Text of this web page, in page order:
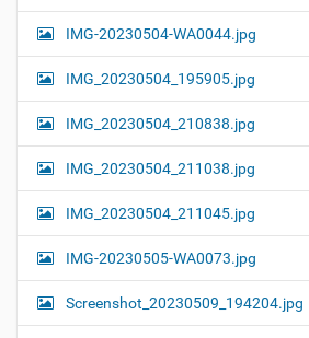
IMG-20230504-WA0044.jpg
IMG_20230504_195905.jpg
IMG_20230504_210838.jpg
IMG_20230504_211038.jpg
IMG_20230504_211045.jpg
IMG-20230505-WA0073.jpg
Screenshot_20230509_194204.jpg